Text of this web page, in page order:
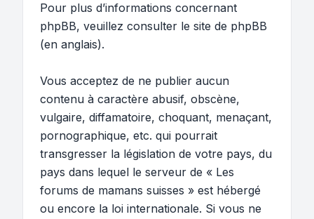
Pour plus d’informations concernant
phpBB, veuillez consulter le site de phpBB
(en anglais).
Vous acceptez de ne publier aucun
contenu à caractère abusif, obscène,
vulgaire, diffamatoire, choquant, menaçant,
pornographique, etc. qui pourrait
transgresser la législation de votre pays, du
pays dans lequel le serveur de « Les
forums de mamans suisses » est hébergé
ou encore la loi internationale. Si vous ne